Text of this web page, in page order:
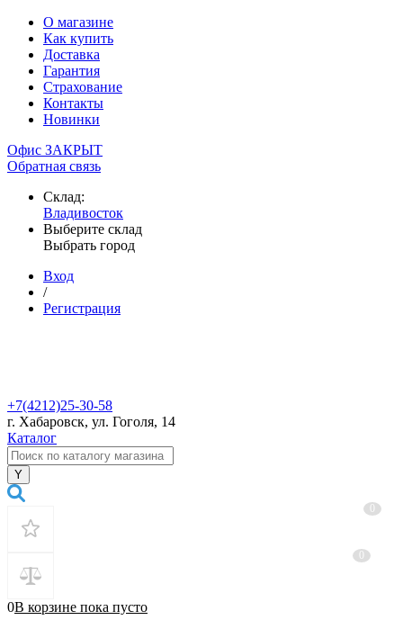
О магазине
Как купить
Доставка
Гарантия
Страхование
Контакты
Новинки
Офис ЗАКРЫТ
Обратная связь
Склад:
Владивосток
Выберите склад
Выбрать город
Вход
/
Регистрация
+7(4212)25-30-58
г. Хабаровск, ул. Гоголя, 14
Каталог
0В корзине пока пусто